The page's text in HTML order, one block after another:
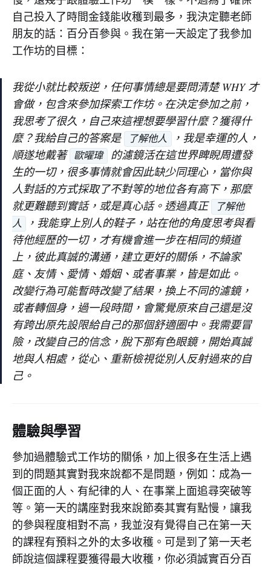
自己投入了時間金錢能收穫到最多，我決定聽老師
朋友的話：百分百參與。我在第一天設定了我參加
工作坊的目標：
我從小就比較叛逆，任何事情總是要問清楚 WHY 才
會做，包含來參加探索工作坊。在決定參加之前，
我思考了很久，自己來這裡想要學習什麼？獲得什
麼？我給自己的答案是
了解他人
，我是幸運的人，
順遂地戴著 歐曜瑋
的濾鏡活在這世界睥睨周遭發
生的一切，很多事情就會因此缺少同理心，當你與
人對話的方式採取了不對等的地位各有高下，那麼
就更難聽到實話，或是真心話。透過真正
了解他
人
，我能穿上別人的鞋子，站在他的角度思考與看
待他經歷的一切，才有機會進一步在相同的頻道
上，彼此真誠的溝通，建立更好的關係，不論家
庭、友情、愛情、婚姻、或者事業，皆是如此。
改變行為可能暫時改變了結果，換上不同的濾鏡，
或者轉個身，過一段時間，會驚覺原來自己還是沒
有跨出原先設限給自己的那個舒適圈中。我需要冒
險，改變自己的信念，脫下那有色眼鏡，開始真誠
地與人相處，從心、重新檢視從別人反射過來的自
己。
體驗與學習
參加過體驗式工作坊的關係，加上很多在生活上遇
到的問題其實對我來說都不是問題，例如：成為一
個正面的人、有紀律的人、在事業上面追尋突破等
等。第一天的講座對我來說節奏其實有點慢，讓我
的參與程度相對不高，我並沒有覺得自己在第一天
的課程有預料之外的太多收穫。可是到了第一天老
師說這個課程要獲得最大收穫，你必須誠實百分百